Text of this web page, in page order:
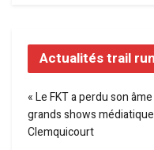
Actualités trail
« Le FKT a perdu son
grands shows
Clemquicourt